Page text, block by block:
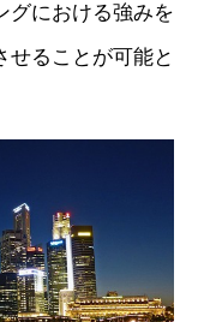
グにおける強みを
せることが可能と